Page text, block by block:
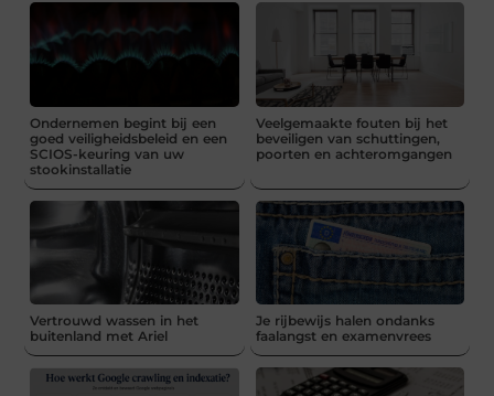
Ondernemen begint bij een
goed veiligheidsbeleid en een
SCIOS-keuring van uw
stookinstallatie
Veelgemaakte fouten bij het
beveiligen van schuttingen,
poorten en achteromgangen
Vertrouwd wassen in het
buitenland met Ariel
Je rijbewijs halen ondanks
faalangst en examenvrees